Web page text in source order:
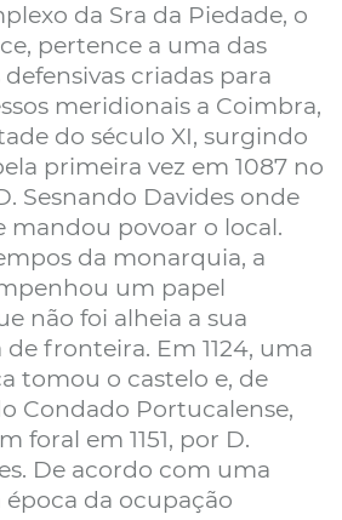
da Sra da Piedade, o
pertence a uma das
criadas para
meridionais a Coimbra,
do século XI, surgindo
primeira vez em 1087 no
Sesnando Davides onde
mandou povoar o local.
da monarquia, a
um papel
não foi alheia a sua
fronteira. Em 1124, uma
tomou o castelo e, de
Condado Portucalense,
foral em 1151, por D.
De acordo com uma
da ocupação